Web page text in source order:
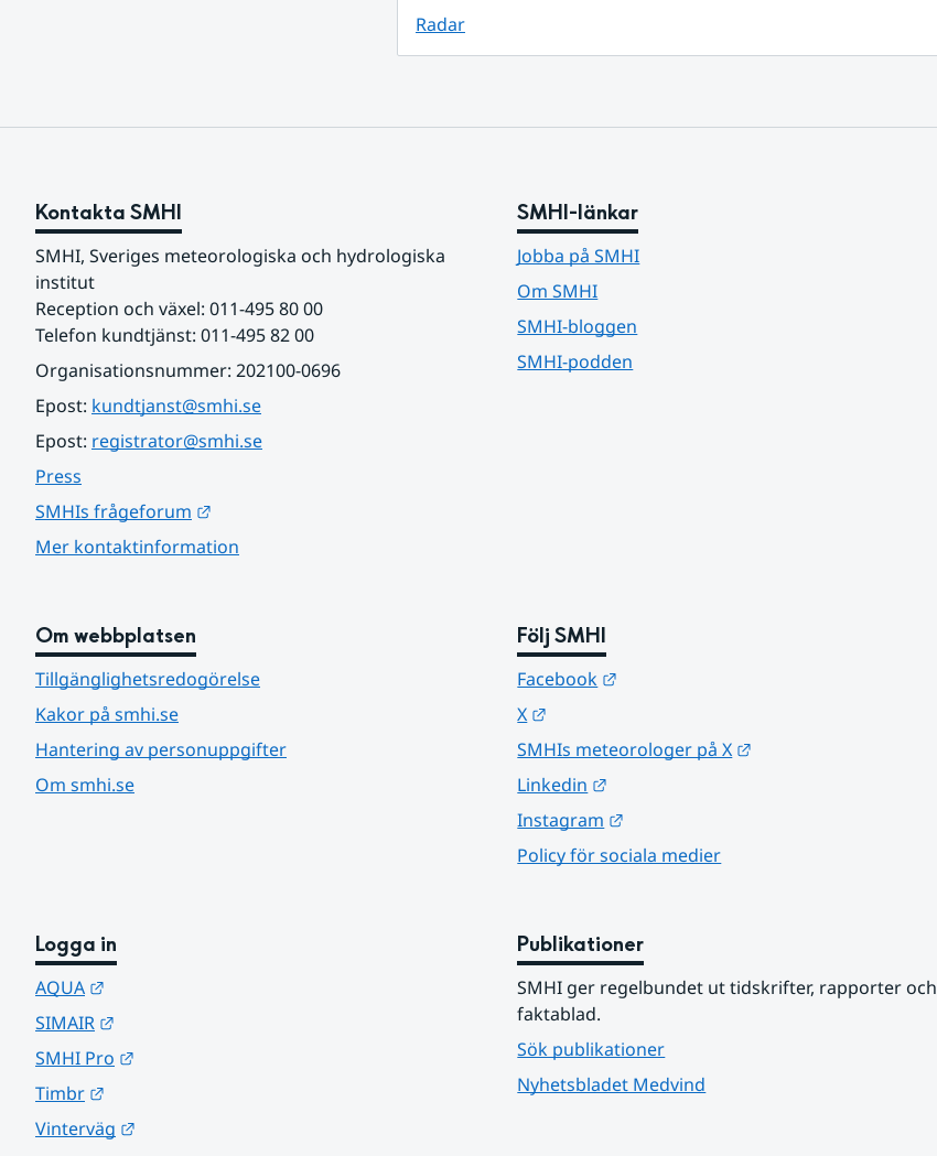
Radar
Kontakta SMHI
SMHI, Sveriges meteorologiska och hydrologiska
institut
Reception och växel: 011-495 80 00
Telefon kundtjänst: 011-495 82 00
Organisationsnummer: 202100-0696
Epost: kundtjanst@smhi.se
Epost: registrator@smhi.se
Press
SMHIs frågeforum
Mer kontaktinformation
SMHI-länkar
Jobba på SMHI
Om SMHI
SMHI-bloggen
SMHI-podden
Om webbplatsen
Tillgänglighetsredogörelse
Kakor på smhi.se
Hantering av personuppgifter
Om smhi.se
Följ SMHI
Facebook
X
SMHIs meteorologer på X
Linkedin
Instagram
Policy för sociala medier
Logga in
AQUA
SIMAIR
SMHI Pro
Timbr
Vinterväg
Publikationer
SMHI ger regelbundet ut tidskrifter, rapporter och
faktablad.
Sök publikationer
Nyhetsbladet Medvind